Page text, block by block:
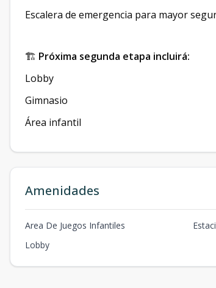
Escalera de emergencia para mayor
🏗️ Próxima segunda etapa incluirá:
Lobby
Gimnasio
Área infantil
Amenidades
Area De Juegos Infantiles
Lobby